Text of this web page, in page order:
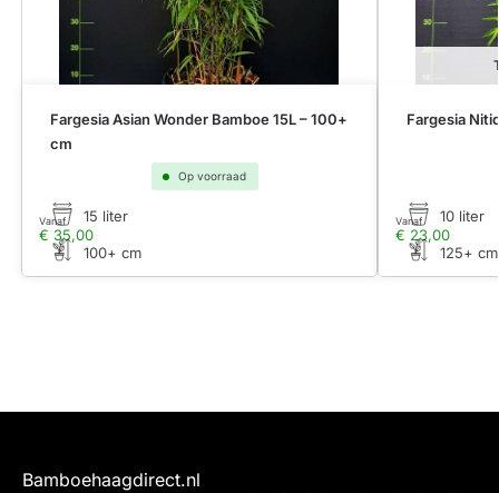
Fargesia Asian Wonder Bamboe 15L – 100+
cm
Op voorraad
€ 35,00
Vanaf 15 liter
100+ cm
Fargesia
€ 23,00
Vanaf 10 liter
125+ cm
Bamboehaagdirect.nl